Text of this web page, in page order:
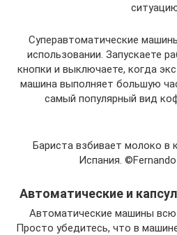
Суперавтоматические
использовании. Запускаете
кнопки и выключаете, когда
машина выполняет большую
самый популярный вид
Бариста взбивает молоко в
Испания.
Автоматические и
Автоматические машины
Просто убедитесь, что в